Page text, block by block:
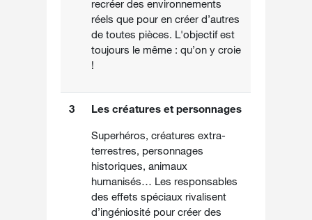
recréer des environnements
réels que pour en créer d’autres
de toutes pièces. L'objectif est
toujours le même : qu’on y croie
!
3 Les créatures et personnages
Superhéros, créatures extra-
terrestres, personnages
historiques, animaux
humanisés… Les responsables
des effets spéciaux rivalisent
d’ingéniosité pour créer des